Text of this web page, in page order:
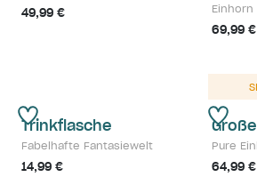
49,99 € Einhorn
69,99 €
Trinkflasche
Fabelhafte Fantasiewelt
14,99 €
Pure
64,99 €